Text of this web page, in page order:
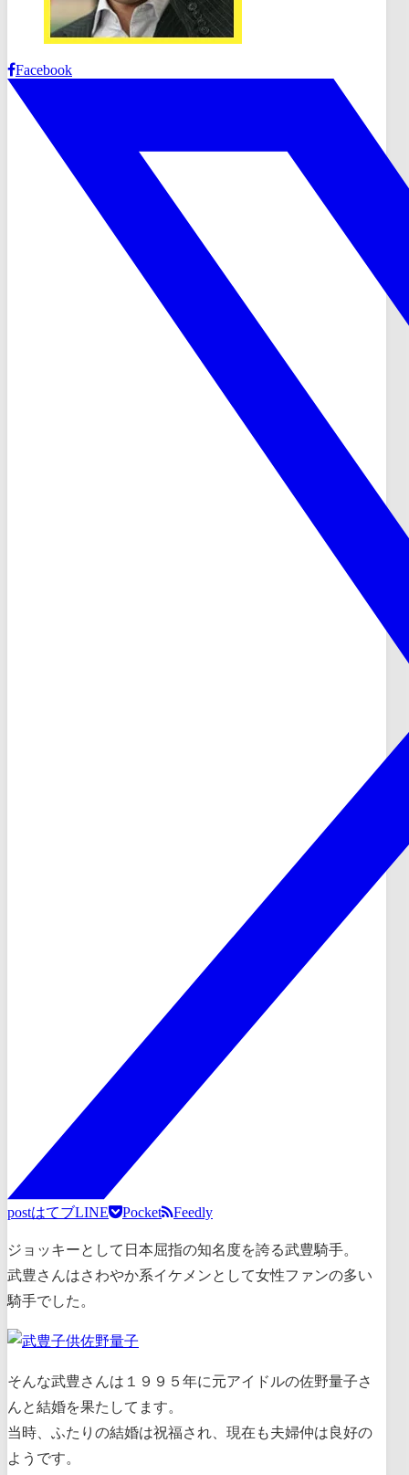
Facebook
postはてブLINE Pocket Feedly
ジョッキーとして日本屈指の知名度を誇る武豊騎手。
武豊さんはさわやか系イケメンとして女性ファンの多い
騎手でした。
そんな武豊さんは１９９５年に元アイドルの佐野量子さ
んと結婚を果たしてます。
当時、ふたりの結婚は祝福され、現在も夫婦仲は良好の
ようです。